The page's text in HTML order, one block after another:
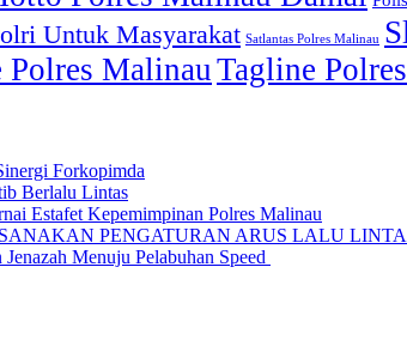
Untuk Masyarakat Satlantas Polres Malinau
Polres MalinauTagline
Forkopimda
Berlalu Lintas
Estafet Kepemimpinan Polres Malinau
PENGATURAN ARUS LALU
Menuju Pelabuhan Speed